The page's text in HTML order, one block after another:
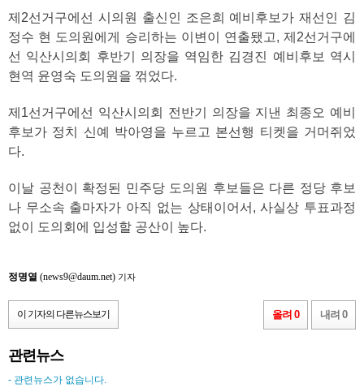
제2선거구에선 시의원 출신인 조은희 예비후보가 재선인 김
정수 현 도의원에게 승리하는 이변이 연출됐고, 제2선거구에
선 익산시의회 후반기 의장을 역임한 김경진 예비후보 역시
현역 윤영숙 도의원을 꺾었다.
제1선거구에선 익산시의회 전반기 의장을 지낸 최종오 예비
후보가 정치 신예 박아영을 누르고 본선행 티켓을 거머쥐었
다.
이날 공천이 확정된 민주당 도의원 후보들은 다른 정당 후보
나 무소속 출마자가 아직 없는 상태이어서, 사실상 투표과정
없이 도의회에 입성할 공산이 높다.
정명열 (news9@daum.net) 기자
이 기자의 다른뉴스보기 올려 0 내려 0
관련뉴스
- 관련뉴스가 없습니다.